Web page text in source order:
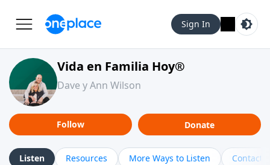
Sign In
Vida en Familia Hoy®
Dave y Ann Wilson
Follow Donate
Listen Resources More Ways to Listen Contact